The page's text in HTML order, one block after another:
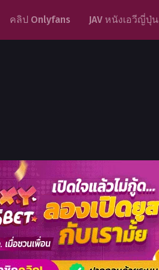
คลิป Onlyfans JAV หนังเอวีญี่ปุ่น